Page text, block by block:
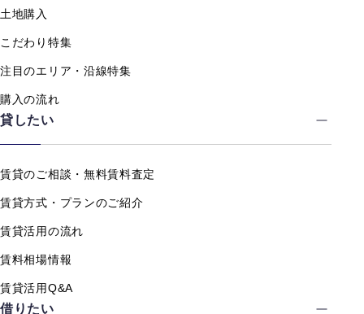
土地購入
こだわり特集
注目のエリア・沿線特集
購入の流れ
貸したい
賃貸のご相談・無料賃料査定
賃貸方式・プランのご紹介
賃貸活用の流れ
賃料相場情報
賃貸活用Q&A
借りたい